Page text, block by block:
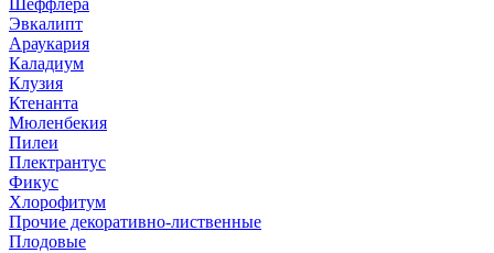
Шеффлера
Эвкалипт
Араукария
Каладиум
Клузия
Ктенанта
Мюленбекия
Пилеи
Плектрантус
Фикус
Хлорофитум
Прочие декоративно-лиственные
Плодовые